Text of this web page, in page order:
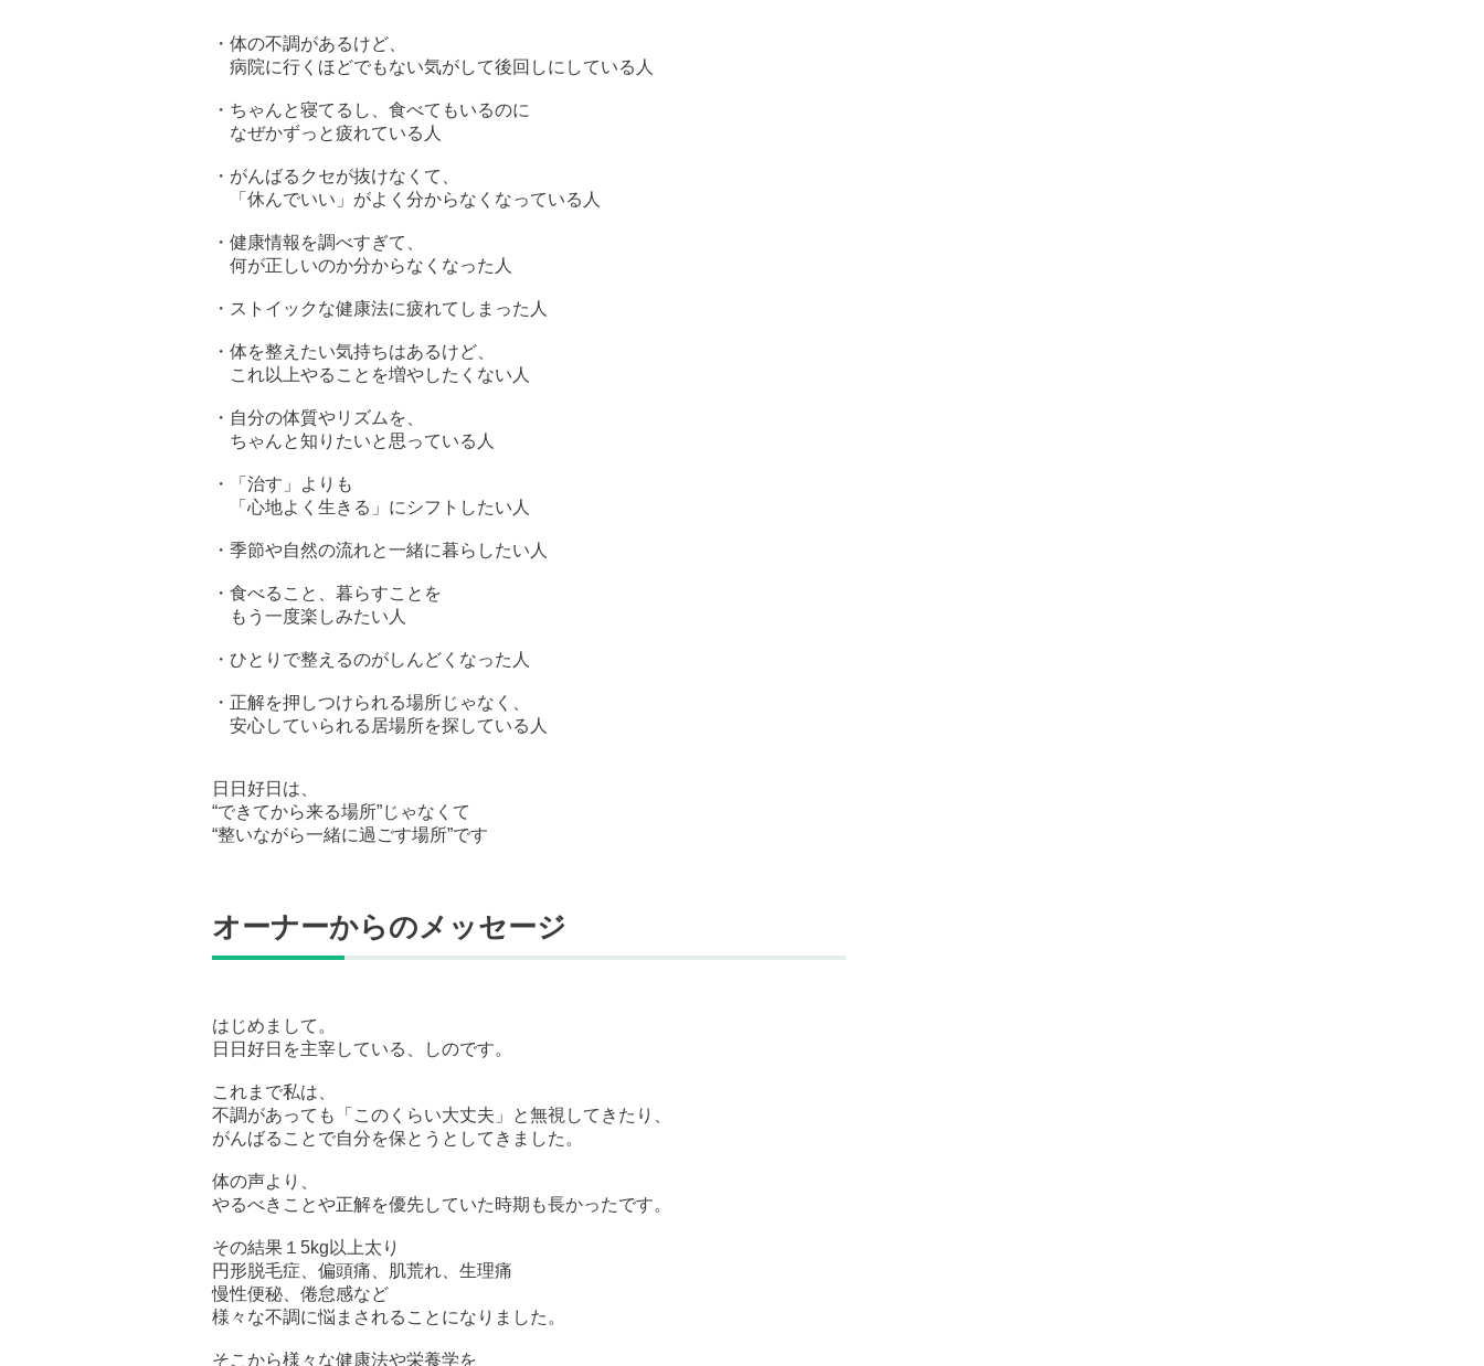
・体の不調があるけど、
病院に行くほどでもない気がして後回しにしている人
・ちゃんと寝てるし、食べてもいるのに
なぜかずっと疲れている人
・がんばるクセが抜けなくて、
「休んでいい」がよく分からなくなっている人
・健康情報を調べすぎて、
何が正しいのか分からなくなった人
・ストイックな健康法に疲れてしまった人
・体を整えたい気持ちはあるけど、
これ以上やることを増やしたくない人
・自分の体質やリズムを、
ちゃんと知りたいと思っている人
・「治す」よりも
「心地よく生きる」にシフトしたい人
・季節や自然の流れと一緒に暮らしたい人
・食べること、暮らすことを
もう一度楽しみたい人
・ひとりで整えるのがしんどくなった人
・正解を押しつけられる場所じゃなく、
安心していられる居場所を探している人
日日好日は、
“できてから来る場所”じゃなくて
“整いながら一緒に過ごす場所”です
オーナーからのメッセージ
はじめまして。
日日好日を主宰している、しのです。
これまで私は、
不調があっても「このくらい大丈夫」と無視してきたり、
がんばることで自分を保とうとしてきました。
体の声より、
やるべきことや正解を優先していた時期も長かったです。
その結果１5kg以上太り
円形脱毛症、偏頭痛、肌荒れ、生理痛
慢性便秘、倦怠感など
様々な不調に悩まされることになりました。
そこから様々な健康法や栄養学を